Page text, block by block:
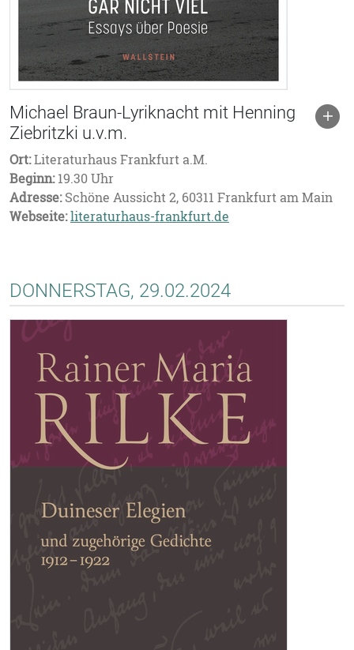
Michael Braun-Lyriknacht mit Henning
Ziebritzki u.v.m.
Ort:Literaturhaus Frankfurt a.M.
Beginn:19.30 Uhr
Adresse:Schöne Aussicht 2, 60311 Frankfurt am Main
Webseite:literaturhaus-frankfurt.de
DONNERSTAG, 29.02.2024